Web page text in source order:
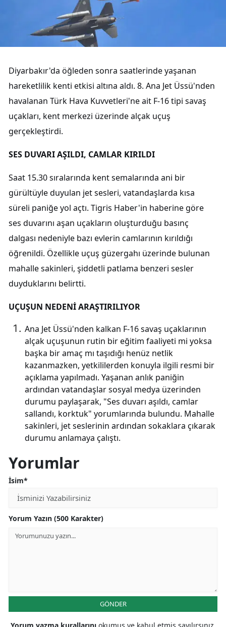
Diyarbakır'da öğleden sonra saatlerinde yaşanan
hareketlilik kenti etkisi altına aldı. 8. Ana Jet Üssü'nden
havalanan Türk Hava Kuvvetleri'ne ait F-16 tipi savaş
uçakları, kent merkezi üzerinde alçak uçuş
gerçekleştirdi.
SES DUVARI AŞILDI, CAMLAR KIRILDI
Saat 15.30 sıralarında kent semalarında ani bir
gürültüyle duyulan jet sesleri, vatandaşlarda kısa
süreli paniğe yol açtı. Tigris Haber'in haberine göre
ses duvarını aşan uçakların oluşturduğu basınç
dalgası nedeniyle bazı evlerin camlarının kırıldığı
öğrenildi. Özellikle uçuş güzergahı üzerinde bulunan
mahalle sakinleri, şiddetli patlama benzeri sesler
duyduklarını belirtti.
UÇUŞUN NEDENİ ARAŞTIRILIYOR
Ana Jet Üssü'nden kalkan F-16 savaş uçaklarının
alçak uçuşunun rutin bir eğitim faaliyeti mi yoksa
başka bir amaç mı taşıdığı henüz netlik
kazanmazken, yetkililerden konuyla ilgili resmi bir
açıklama yapılmadı. Yaşanan anlık paniğin
ardından vatandaşlar sosyal medya üzerinden
durumu paylaşarak, "Ses duvarı aşıldı, camlar
sallandı, korktuk" yorumlarında bulundu. Mahalle
sakinleri, jet seslerinin ardından sokaklara çıkarak
durumu anlamaya çalıştı.
Yorumlar
İsim*
Yorum Yazın (500 Karakter)
GÖNDER